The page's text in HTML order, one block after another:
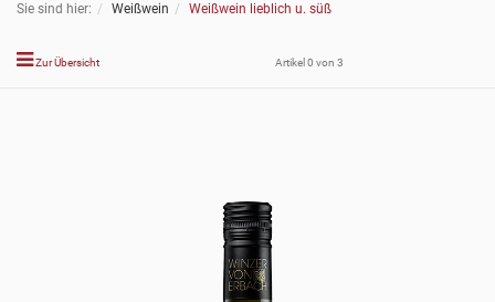
Sie sind hier: Weißwein Weißwein lieblich u. süß
Zur Übersicht Artikel 0 von 3